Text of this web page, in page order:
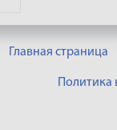
Главная страница
Политика